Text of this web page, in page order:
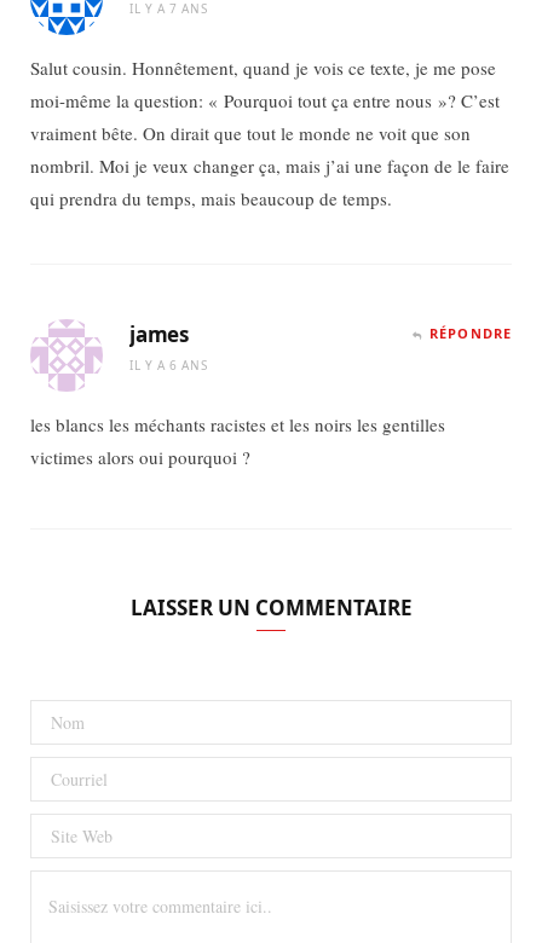
IL Y A 7 ANS
Salut cousin. Honnêtement, quand je vois ce texte, je me pose
moi-même la question: « Pourquoi tout ça entre nous »? C’est
vraiment bête. On dirait que tout le monde ne voit que son
nombril. Moi je veux changer ça, mais j’ai une façon de le faire
qui prendra du temps, mais beaucoup de temps.
james
IL Y A 6 ANS
RÉPONDRE
les blancs les méchants racistes et les noirs les gentilles
victimes alors oui pourquoi ?
LAISSER UN COMMENTAIRE